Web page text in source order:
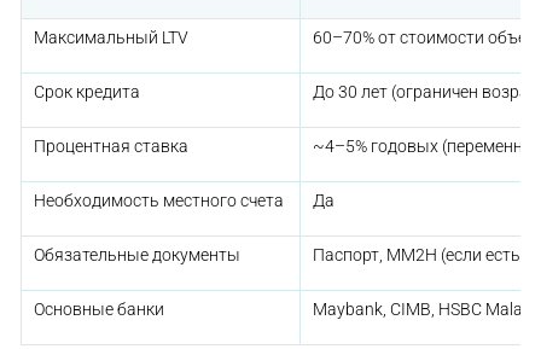
Максимальный LTV 60–70% от стоимости
Срок кредита До 30 лет (ограничен
Процентная ставка ~4–5% годовых
Необходимость местного счета Да
Обязательные документы Паспорт, MM2H (если есть),
Основные банки Maybank, CIMB, HSBC